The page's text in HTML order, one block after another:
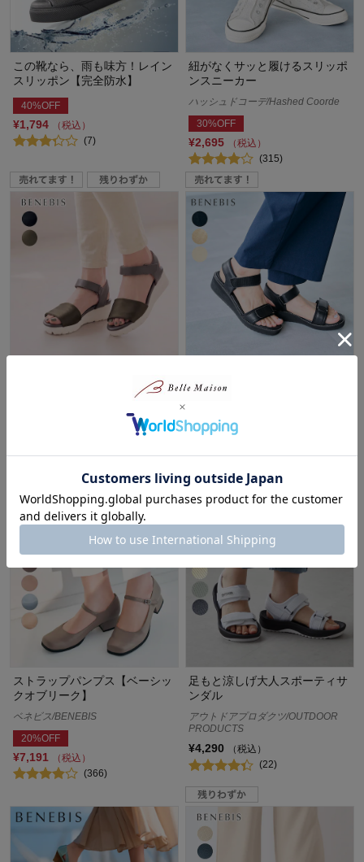
この靴なら、雨も味方！レイン
スリッポン【完全防水】
40%OFF
¥1,794
（税込）
(7)
紐がなくサッと履けるスリッポ
ンスニーカー
ハッシュドコーデ/Hashed Coorde
30%OFF
¥2,695
（税込）
(315)
スポーティサンダル【軽量】
40%OFF
ストラップパンプス【ベーシッ
クオブリーク】
ベネビス/BENEBIS
20%OFF
¥7,191
（税込）
(366)
足もと涼しげ大人スポーティサ
ンダル
アウトドアプロダクツ/OUTDOOR
PRODUCTS
¥4,290
（税込）
(22)